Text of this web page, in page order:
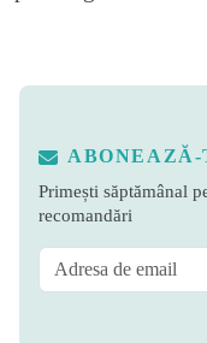
Primești săptămânal
recomandări